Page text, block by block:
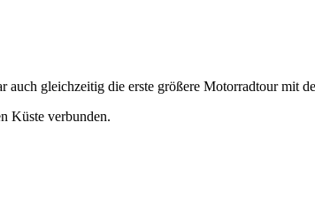
gleichzeitig die erste größere Motorradtour mit
Küste verbunden.